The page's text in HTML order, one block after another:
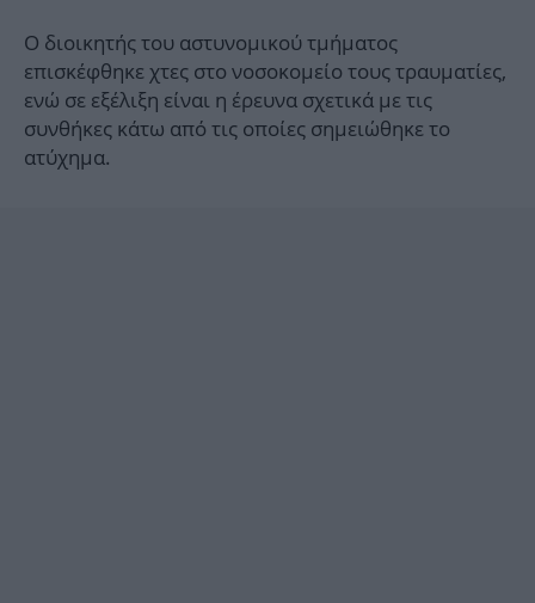
Ο διοικητής του αστυνομικού τμήματος
επισκέφθηκε χτες στο νοσοκομείο τους τραυματίες,
ενώ σε εξέλιξη είναι η έρευνα σχετικά με τις
συνθήκες κάτω από τις οποίες σημειώθηκε το
ατύχημα.